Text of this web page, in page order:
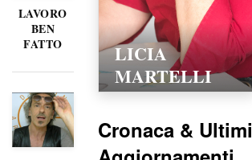
LAVORO
BEN
FATTO
LICIA
MARTELLI
Cronaca & Ultimi